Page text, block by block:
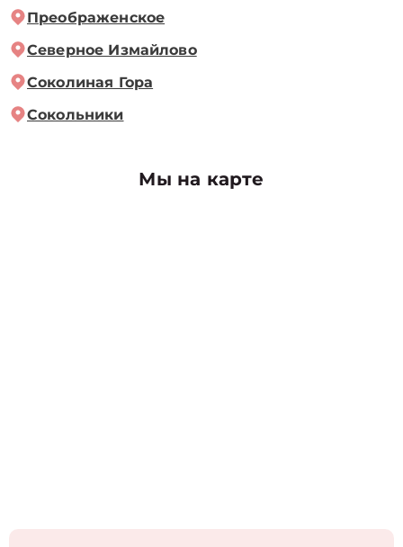
Преображенское
Северное Измайлово
Соколиная Гора
Сокольники
Мы на карте